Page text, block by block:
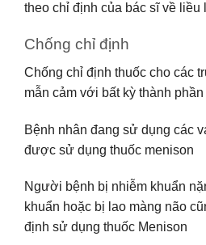
theo chỉ định của bác sĩ về liều
Chống chỉ định
Chống chỉ định thuốc cho các
mẫn cảm với bất kỳ thành
Bệnh nhân đang sử dụng các
được sử dụng thuốc menison
Người bệnh bị nhiễm khuẩn
khuẩn hoặc bị lao màng não
định sử dụng thuốc Menison